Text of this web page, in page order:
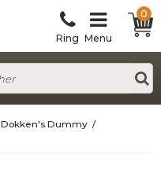
Ring Menu
0
Dokken's Dummy /